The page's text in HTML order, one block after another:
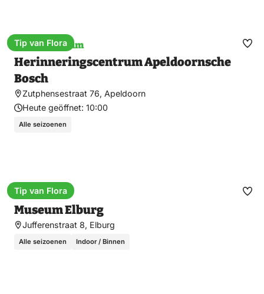
Kriegsmuseum
Herinneringscentrum Apeldoornsche
Bosch
Zutphensestraat 76, Apeldoorn
Heute geöffnet: 10:00
Alle seizoenen
Tip van Flora
Museum
Museum Elburg
Jufferenstraat 8, Elburg
Alle seizoenen Indoor / Binnen
Tip van Flora